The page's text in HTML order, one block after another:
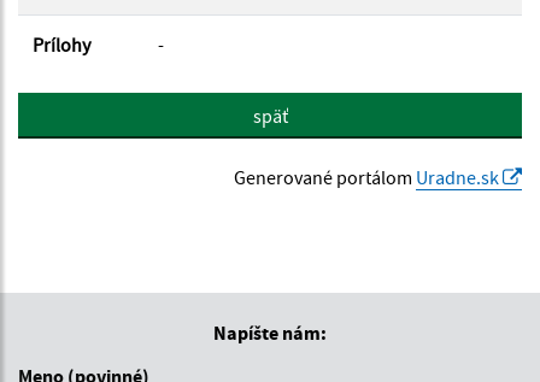
Prílohy -
späť
Generované portálom Uradne.sk
Napíšte nám:
Meno (povinné)